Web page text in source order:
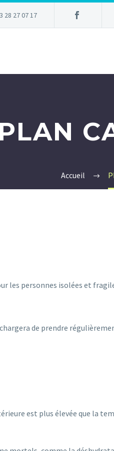
28 27 07 17
Accueil
les personnes isolées et
de prendre
est plus élevée que la